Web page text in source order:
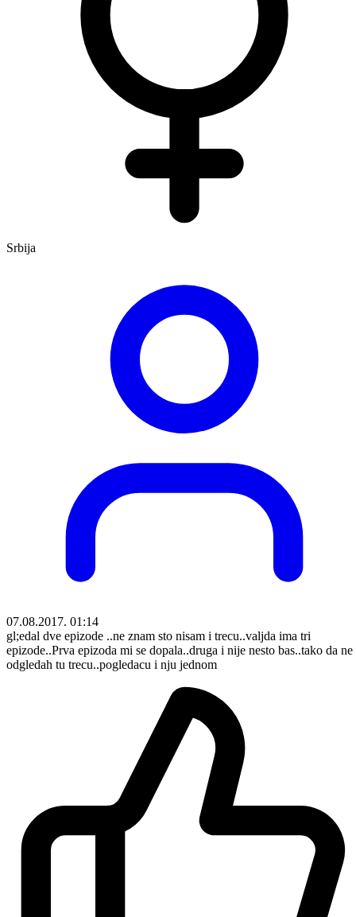
Srbija
07.08.2017. 01:14
gl;edal dve epizode ..ne znam sto nisam i trecu..valjda ima tri
epizode..Prva epizoda mi se dopala..druga i nije nesto bas..tako da ne
odgledah tu trecu..pogledacu i nju jednom